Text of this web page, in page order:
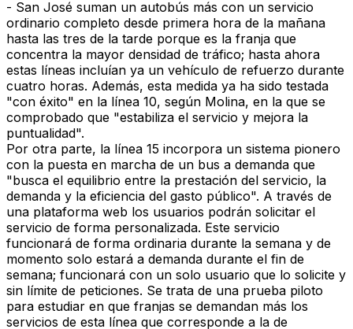
- San José suman un autobús más con un servicio
ordinario completo desde primera hora de la mañana
hasta las tres de la tarde porque es la franja que
concentra la mayor densidad de tráfico; hasta ahora
estas líneas incluían ya un vehículo de refuerzo durante
cuatro horas. Además, esta medida ya ha sido testada
"con éxito" en la línea 10, según Molina, en la que se
comprobado que "estabiliza el servicio y mejora la
puntualidad".
Por otra parte, la línea 15 incorpora un sistema pionero
con la puesta en marcha de un bus a demanda que
"busca el equilibrio entre la prestación del servicio, la
demanda y la eficiencia del gasto público". A través de
una plataforma web los usuarios podrán solicitar el
servicio de forma personalizada. Este servicio
funcionará de forma ordinaria durante la semana y de
momento solo estará a demanda durante el fin de
semana; funcionará con un solo usuario que lo solicite y
sin límite de peticiones. Se trata de una prueba piloto
para estudiar en que franjas se demandan más los
servicios de esta línea que corresponde a la de